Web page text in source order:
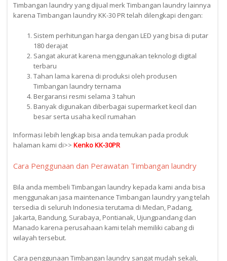
Timbangan laundry yang dijual merk Timbangan laundry lainnya
karena Timbangan laundry KK-30 PR telah dilengkapi dengan:
Sistem perhitungan harga dengan LED yang bisa di putar
180 derajat
Sangat akurat karena menggunakan teknologi digital
terbaru
Tahan lama karena di produksi oleh produsen
Timbangan laundry ternama
Bergaransi resmi selama 3 tahun
Banyak digunakan diberbagai supermarket kecil dan
besar serta usaha kecil rumahan
Informasi lebih lengkap bisa anda temukan pada produk
halaman kami di>> Kenko KK-30PR
Cara Penggunaan dan Perawatan Timbangan laundry
Bila anda membeli Timbangan laundry kepada kami anda bisa
menggunakan jasa maintenance Timbangan laundry yang telah
tersedia di seluruh Indonesia terutama di Medan, Padang,
Jakarta, Bandung, Surabaya, Pontianak, Ujungpandang dan
Manado karena perusahaan kami telah memiliki cabang di
wilayah tersebut.
Cara penggunaan Timbangan laundry sangat mudah sekali,